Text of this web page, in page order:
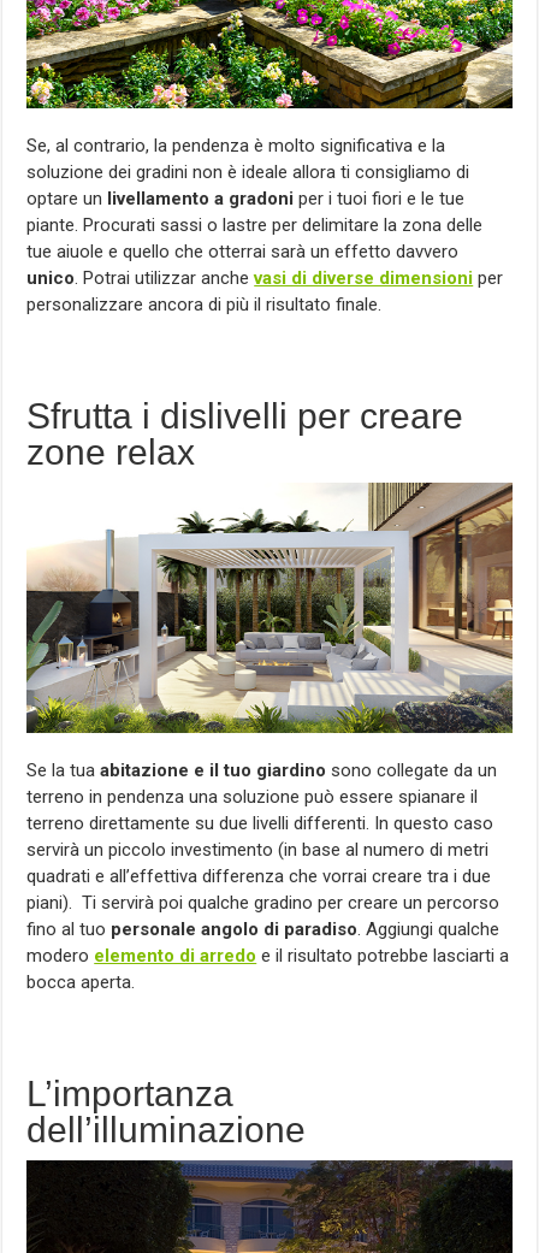
Se, al contrario, la pendenza è molto significativa e la
soluzione dei gradini non è ideale allora ti consigliamo di
optare un livellamento a gradoniper i tuoi fiori e le tue
piante. Procurati sassi o lastre per delimitare la zona delle
tue aiuole e quello che otterrai sarà un effetto davvero
unico. Potrai utilizzar anchevasi di diverse dimensioni per
personalizzare ancora di più il risultato finale.
Sfrutta i dislivelli per creare
zone relax
Se la tuaabitazione e il tuo giardino sono collegate da un
terreno in pendenza una soluzione può essere spianare il
terreno direttamente su due livelli differenti. In questo caso
servirà un piccolo investimento (in base al numero di metri
quadrati e all’effettiva differenza che vorrai creare tra i due
piani). Ti servirà poi qualche gradino per creare un percorso
fino al tuo personale angolo di paradiso. Aggiungi qualche
modero elemento di arredo e il risultato potrebbe lasciarti a
bocca aperta.
L’importanza
dell’illuminazione